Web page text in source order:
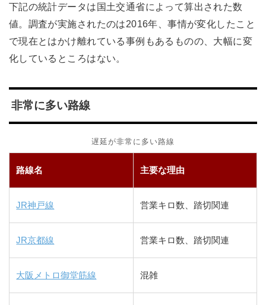
下記の統計データは国土交通省によって算出された数
値。調査が実施されたのは2016年、事情が変化したこと
で現在とはかけ離れている事例もあるものの、大幅に変
化しているところはない。
非常に多い路線
遅延が非常に多い路線
路線名 主要な理由
JR神戸線 営業キロ数、踏切関連
JR京都線 営業キロ数、踏切関連
大阪メトロ御堂筋線 混雑